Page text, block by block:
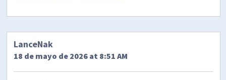
LanceNak
18 de mayo de 2026 at 8:51 AM